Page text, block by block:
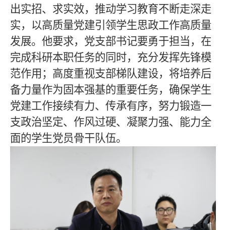
出实招、求实效，推动学习教育不断走深走
实，以高质量党建引领学生思政工作高质量
发展。他要求，党支部书记要勇于担当，在
完成科研本职任务的同时，充分发挥先锋模
范作用；高度重视支部梯队建设，将培养后
备力量作为固本强基的重要任务，确保学生
党建工作接续有力、传承有序，努力锻造一
支政治坚定、作风过硬、凝聚力强、能力全
面的学生党员骨干队伍。